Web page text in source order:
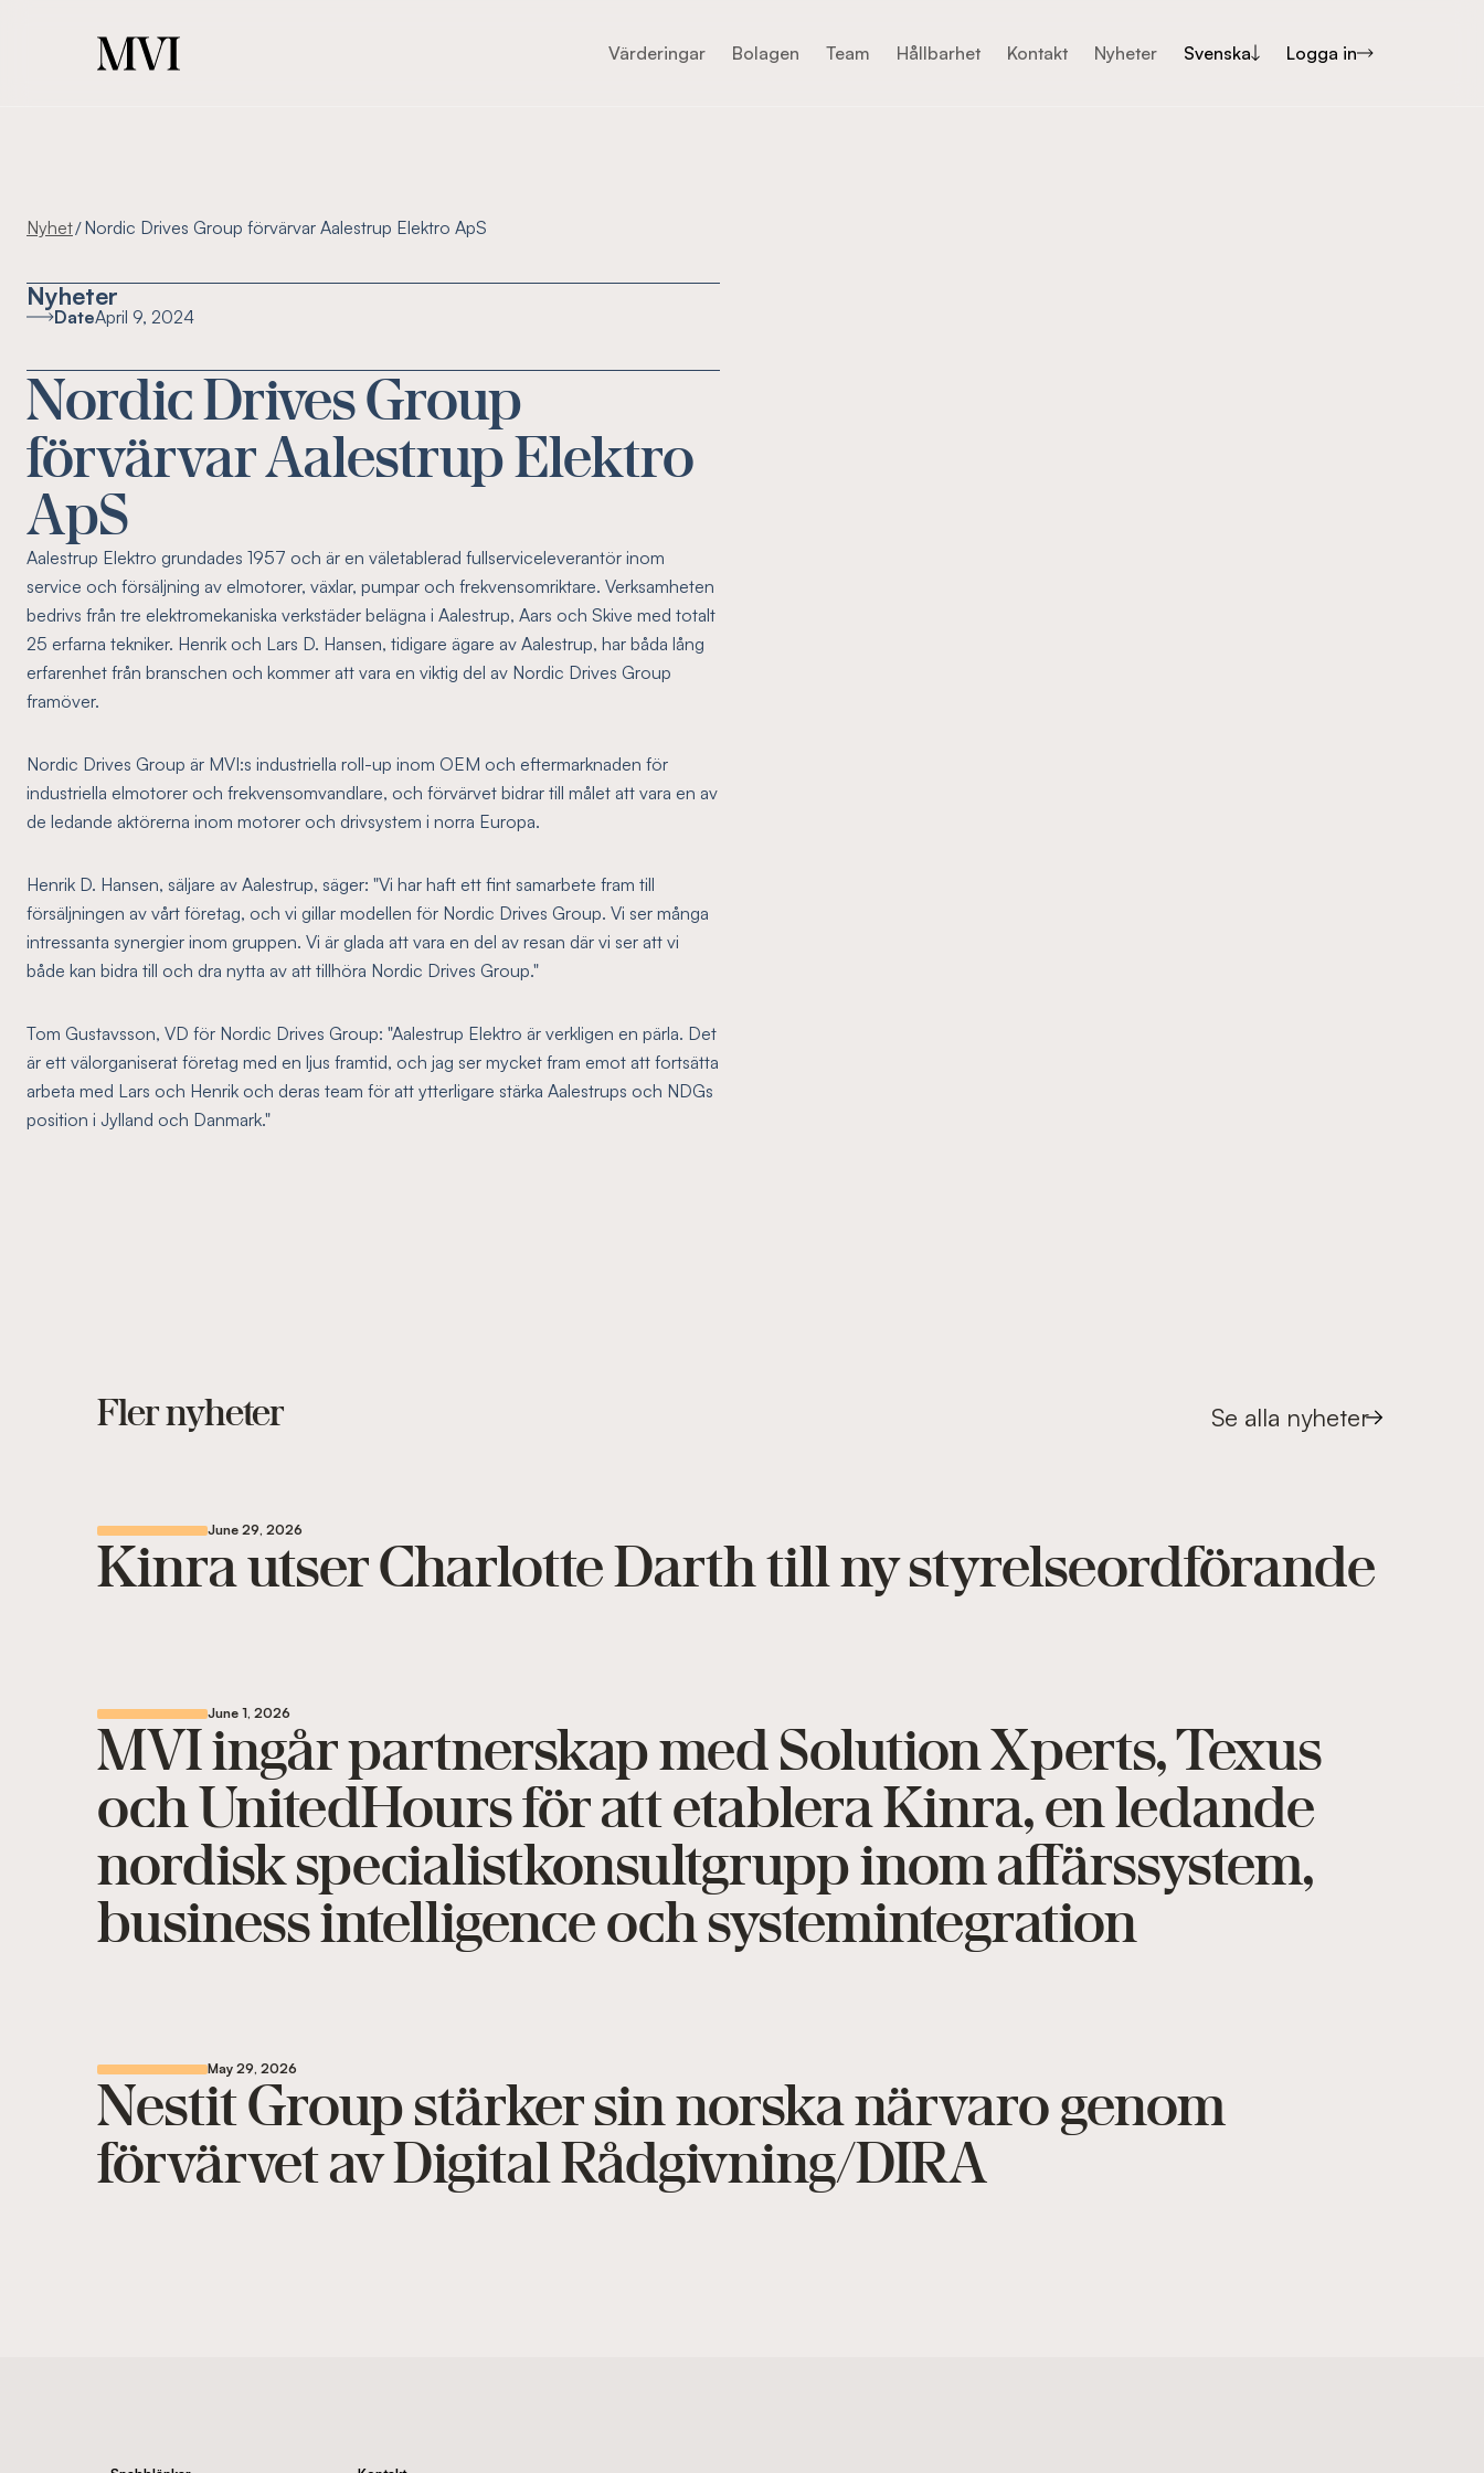
Värderingar Bolagen Team Hållbarhet Kontakt Nyheter Svenska Logga in
Nyhet/Nordic Drives Group förvärvar Aalestrup Elektro ApS
Nyheter
DateApril 9, 2024
Nordic Drives Group
förvärvar Aalestrup Elektro
ApS
Aalestrup Elektro grundades 1957 och är en väletablerad fullserviceleverantör inom
service och försäljning av elmotorer, växlar, pumpar och frekvensomriktare. Verksamheten
bedrivs från tre elektromekaniska verkstäder belägna i Aalestrup, Aars och Skive med totalt
25 erfarna tekniker. Henrik och Lars D. Hansen, tidigare ägare av Aalestrup, har båda lång
erfarenhet från branschen och kommer att vara en viktig del av Nordic Drives Group
framöver.
Nordic Drives Group är MVI:s industriella roll-up inom OEM och eftermarknaden för
industriella elmotorer och frekvensomvandlare, och förvärvet bidrar till målet att vara en av
de ledande aktörerna inom motorer och drivsystem i norra Europa.
Henrik D. Hansen, säljare av Aalestrup, säger: "Vi har haft ett fint samarbete fram till
försäljningen av vårt företag, och vi gillar modellen för Nordic Drives Group. Vi ser många
intressanta synergier inom gruppen. Vi är glada att vara en del av resan där vi ser att vi
både kan bidra till och dra nytta av att tillhöra Nordic Drives Group."
Tom Gustavsson, VD för Nordic Drives Group: "Aalestrup Elektro är verkligen en pärla. Det
är ett välorganiserat företag med en ljus framtid, och jag ser mycket fram emot att fortsätta
arbeta med Lars och Henrik och deras team för att ytterligare stärka Aalestrups och NDGs
position i Jylland och Danmark."
Fler nyheter Se alla nyheter
June 29, 2026
Kinra utser Charlotte Darth till ny styrelseordförande
June 1, 2026
MVI ingår partnerskap med Solution Xperts, Texus
och UnitedHours för att etablera Kinra, en ledande
nordisk specialistkonsultgrupp inom affärssystem,
business intelligence och systemintegration
May 29, 2026
Nestit Group stärker sin norska närvaro genom
förvärvet av Digital Rådgivning/DIRA